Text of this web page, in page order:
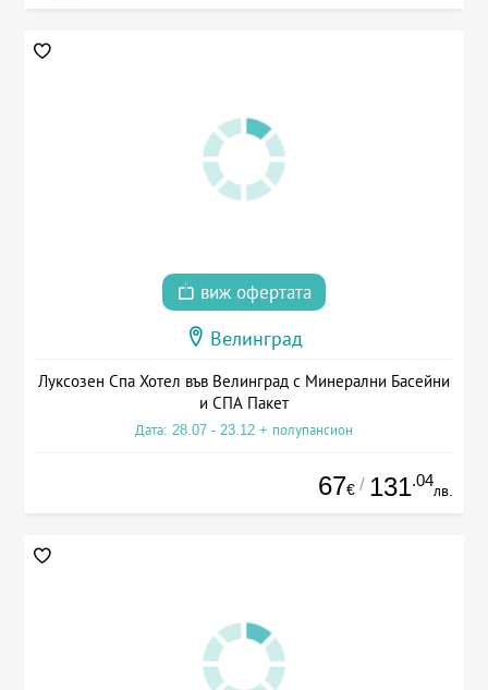
виж офертата
Велинград
Луксозен Спа Хотел във Велинград с Минерални Басейни
и СПА Пакет
Дата: 28.07 - 23.12 + полупансион
67€ / 131.04
лв.